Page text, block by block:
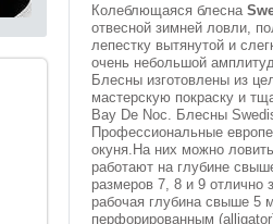
Колеблющаяся блесна
отвесной зимней ловли,
лепестку вытянутой и
очень небольшой
Блесны изготовлены из
мастерскую покраску и
Bay De Noc. Блесны
Профессиональные
окуня.На них можно
работают на глубине
размеров 7, 8 и 9
рабочая глубина свыше 5
перфорированным